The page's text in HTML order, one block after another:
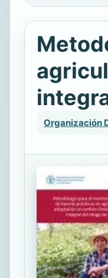
Organización